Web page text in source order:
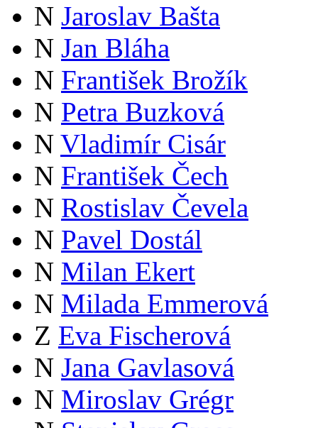
N Jaroslav Bašta
N Jan Bláha
N František Brožík
N Petra Buzková
N Vladimír Cisár
N František Čech
N Rostislav Čevela
N Pavel Dostál
N Milan Ekert
N Milada Emmerová
Z Eva Fischerová
N Jana Gavlasová
N Miroslav Grégr